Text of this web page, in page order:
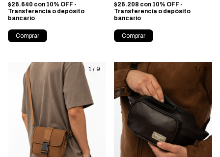
$26.640 con 10% OFF -
Transferencia o depósito
bancario
Comprar
$26.208 con 10% OFF -
Transferencia o depósito
bancario
Comprar
1 / 9 1 / 3